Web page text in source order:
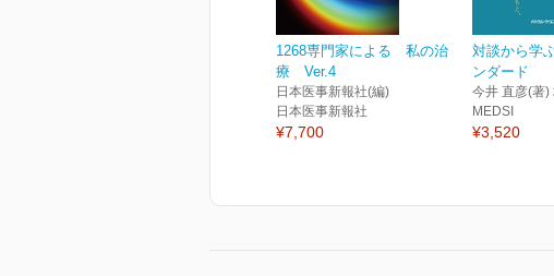
1268専門家による 私の治
療 Ver.4
日本医事新報社(編)
日本医事新報社
¥7,700
対談から学
ンダード
今井 直彦(著)
MEDSI
¥3,520